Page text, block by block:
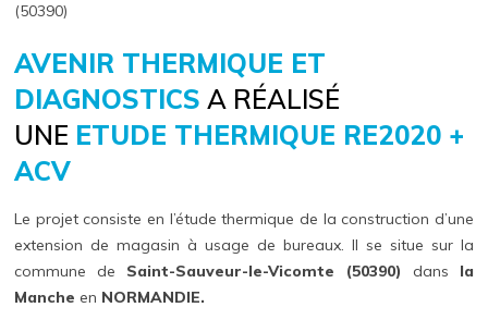
(50390)
AVENIR THERMIQUE ET
DIAGNOSTICS A RÉALISÉ
UNE ETUDE THERMIQUE RE2020 +
ACV
Le projet consiste en l’étude thermique de la construction d’une
extension de magasin à usage de bureaux. Il se situe sur la
commune de Saint-Sauveur-le-Vicomte (50390) dans la
Mancheen NORMANDIE.